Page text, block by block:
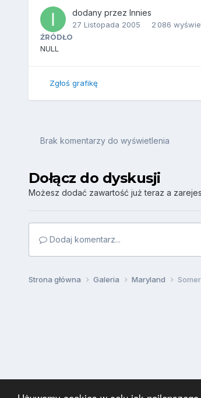
dodany przez Innies
27 Listopada 2005 2 086
ŹRÓDŁO
NULL
Zgłoś grafikę
Brak komentarzy do wyświetlenia
Dołącz do dyskusji
Możesz dodać zawartość już teraz a
Dodaj komentarz...
Strona główna Galeria Maryland